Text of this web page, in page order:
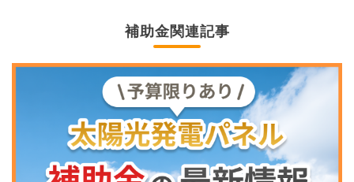
補助金関連記事